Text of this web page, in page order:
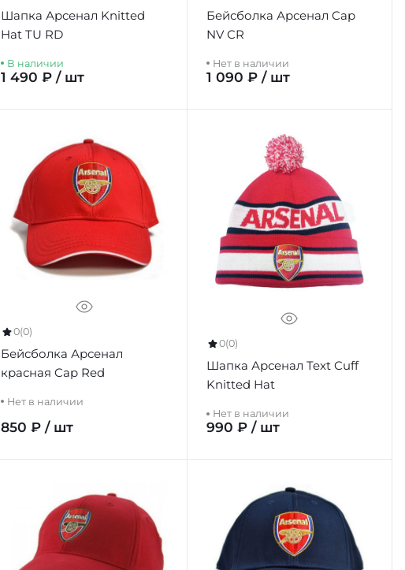
Шапка Арсенал Knitted
Hat TU RD
В наличии
1 490 ₽ / шт
Бейсболка Арсенал Cap
NV CR
Нет в наличии
1 090 ₽ / шт
0(0)
Бейсболка Арсенал
красная Cap Red
Нет в наличии
850 ₽ / шт
0(0)
Шапка Арсенал Text Cuff
Knitted Hat
Нет в наличии
990 ₽ / шт